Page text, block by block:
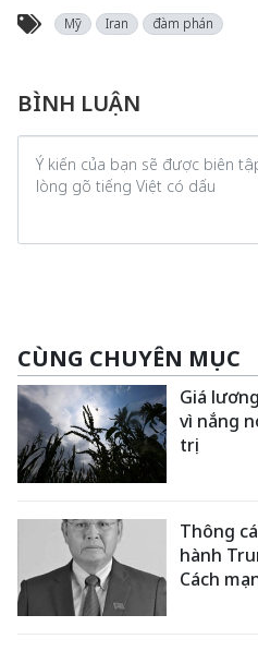
Mỹ Iran đàm phán
BÌNH LUẬN
CÙNG CHUYÊN MỤC
Giá
vì nắng
trị
Thông
hành
Cách